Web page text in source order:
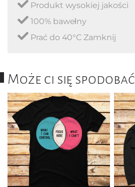
Produkt wysokiej jakości
100% bawełny
Prać do 40°C Zamknij
Może ci się spodobać